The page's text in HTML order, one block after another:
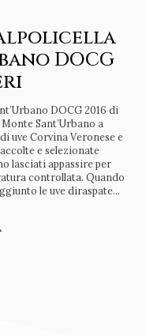
DOCG
DOCG 2016 di
Sant’Urbano a
uve Corvina Veronese e
e selezionate
lasciati appassire per
controllata. Quando
le uve diraspate...